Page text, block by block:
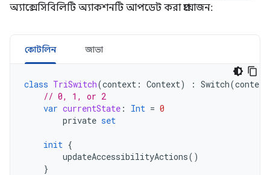
অ্যাক্সেসিবিলিটি অ্যাকশনটি আপডেট করা প্রয়োজন:
কোটলিন জাভা
class TriSwitch(context : Context) : Switch(context
// 0, 1, or 2
var currentState : Int = 0
private set
init {
updateAccessibilityActions()
}